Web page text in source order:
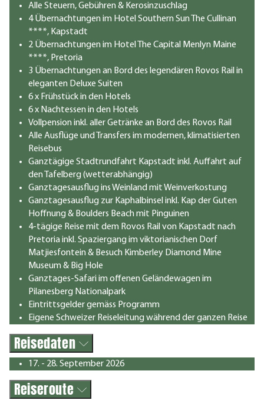
Alle Steuern, Gebühren & Kerosinzuschlag
4 Übernachtungen im Hotel Southern Sun The Cullinan
****, Kapstadt
2 Übernachtungen im Hotel The Capital Menlyn Maine
****, Pretoria
3 Übernachtungen an Bord des legendären Rovos Rail in
eleganten Deluxe Suiten
6 x Frühstück in den Hotels
6 x Nachtessen in den Hotels
Vollpension inkl. aller Getränke an Bord des Rovos Rail
Alle Ausflüge und Transfers im modernen, klimatisierten
Reisebus
Ganztägige Stadtrundfahrt Kapstadt inkl. Auffahrt auf
den Tafelberg (wetterabhängig)
Ganztagesausflug ins Weinland mit Weinverkostung
Ganztagesausflug zur Kaphalbinsel inkl. Kap der Guten
Hoffnung & Boulders Beach mit Pinguinen
4-tägige Reise mit dem Rovos Rail von Kapstadt nach
Pretoria inkl. Spaziergang im viktorianischen Dorf
Matjiesfontein & Besuch Kimberley Diamond Mine
Museum & Big Hole
Ganztages-Safari im offenen Geländewagen im
Pilanesberg Nationalpark
Eintrittsgelder gemäss Programm
Eigene Schweizer Reiseleitung während der ganzen Reise
Reisedaten
17. - 28. September 2026
Reiseroute